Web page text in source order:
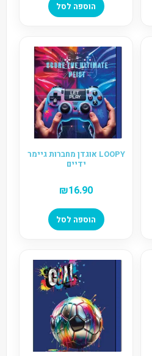
הוספה לסל
LOOPY אוגדן מחברות גיימר
ידיים
₪16.90
הוספה לסל